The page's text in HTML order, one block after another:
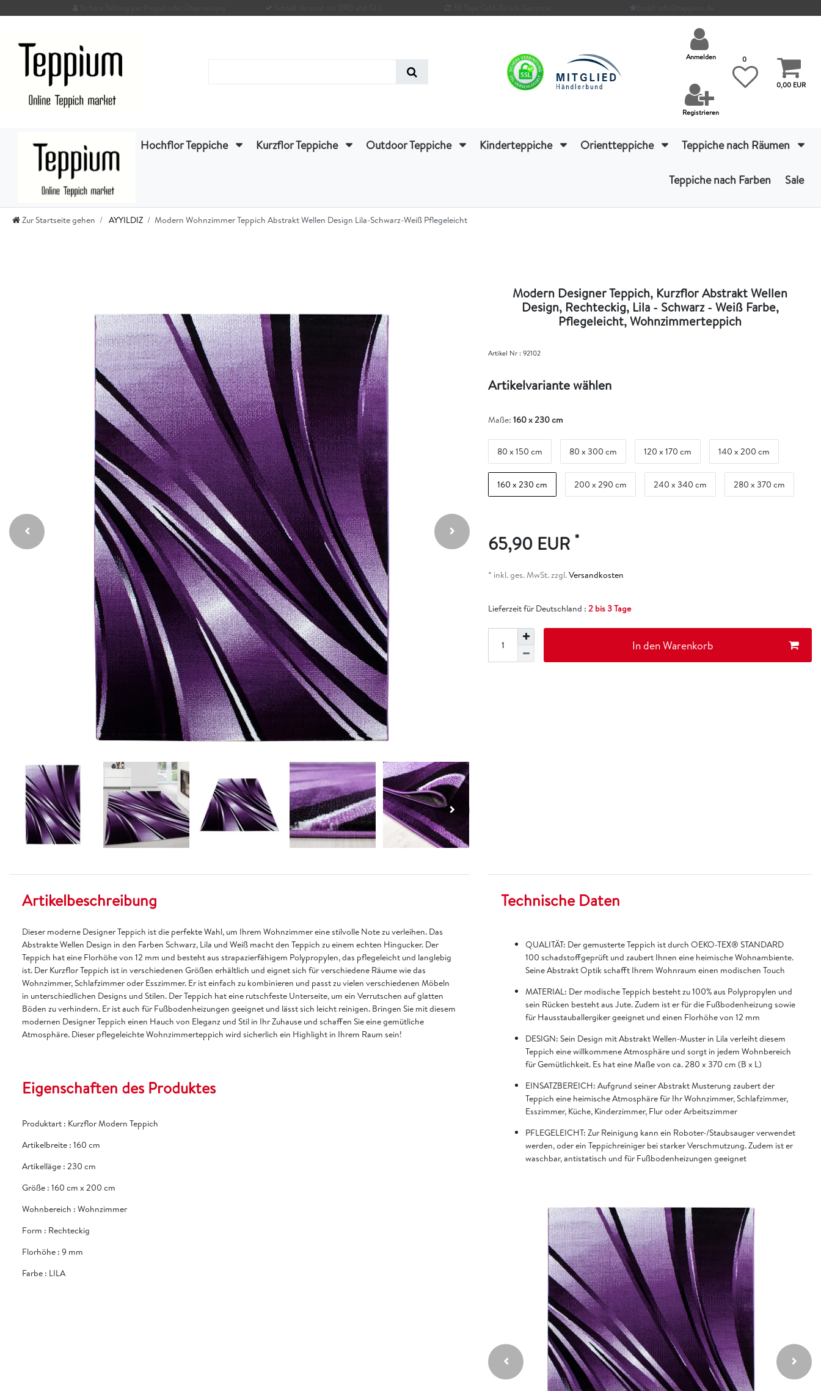
Sichere Zahlung per Paypal oder Überweisung Schnell Versand mit DPD und GLS 30 Tage Geld-Zurück-Garantie Email: info@teppium.de
Anmelden
Registrieren
0
0,00 EUR
Hochflor Teppiche Kurzflor Teppiche Outdoor Teppiche Kinderteppiche Orientteppiche Teppiche nach Räumen
Teppiche nach Farben Sale
Zur Startseite gehen AYYILDIZ Modern Wohnzimmer Teppich Abstrakt Wellen Design Lila-Schwarz-Weiß Pflegeleicht
Modern Designer Teppich, Kurzflor Abstrakt Wellen
Design, Rechteckig, Lila - Schwarz - Weiß Farbe,
Pflegeleicht, Wohnzimmerteppich
Artikel Nr :92102
Artikelvariante wählen
Maße: 160 x 230 cm
80 x 150 cm 80 x 300 cm 120 x 170 cm 140 x 200 cm
160 x 230 cm 200 x 290 cm 240 x 340 cm 280 x 370 cm
65,90 EUR *
* inkl. ges. MwSt. zzgl.Versandkosten
Lieferzeit für Deutschland : 2 bis 3 Tage
In den Warenkorb
Artikelbeschreibung
Dieser moderne Designer Teppich ist die perfekte Wahl, um Ihrem Wohnzimmer eine stilvolle Note zu verleihen. Das
Abstrakte Wellen Design in den Farben Schwarz, Lila und Weiß macht den Teppich zu einem echten Hingucker. Der
Teppich hat eine Florhöhe von 12 mm und besteht aus strapazierfähigem Polypropylen, das pflegeleicht und langlebig
ist. Der Kurzflor Teppich ist in verschiedenen Größen erhältlich und eignet sich für verschiedene Räume wie das
Wohnzimmer, Schlafzimmer oder Esszimmer. Er ist einfach zu kombinieren und passt zu vielen verschiedenen Möbeln
in unterschiedlichen Designs und Stilen. Der Teppich hat eine rutschfeste Unterseite, um ein Verrutschen auf glatten
Böden zu verhindern. Er ist auch für Fußbodenheizungen geeignet und lässt sich leicht reinigen. Bringen Sie mit diesem
modernen Designer Teppich einen Hauch von Eleganz und Stil in Ihr Zuhause und schaffen Sie eine gemütliche
Atmosphäre. Dieser pflegeleichte Wohnzimmerteppich wird sicherlich ein Highlight in Ihrem Raum sein!
Eigenschaften des Produktes
Produktart : Kurzflor Modern Teppich
Artikelbreite : 160 cm
Artikelläge : 230 cm
Größe : 160 cm x 200 cm
Wohnbereich : Wohnzimmer
Form : Rechteckig
Florhöhe : 9 mm
Farbe : LILA
Technische Daten
QUALITÄT: Der gemusterte Teppich ist durch OEKO-TEX® STANDARD
100 schadstoffgeprüft und zaubert Ihnen eine heimische Wohnambiente.
Seine Abstrakt Optik schafft Ihrem Wohnraum einen modischen Touch
MATERIAL: Der modische Teppich besteht zu 100% aus Polypropylen und
sein Rücken besteht aus Jute. Zudem ist er für die Fußbodenheizung sowie
für Hausstauballergiker geeignet und einen Florhöhe von 12 mm
DESIGN: Sein Design mit Abstrakt Wellen-Muster in Lila verleiht diesem
Teppich eine willkommene Atmosphäre und sorgt in jedem Wohnbereich
für Gemütlichkeit. Es hat eine Maße von ca. 280 x 370 cm (B x L)
EINSATZBEREICH: Aufgrund seiner Abstrakt Musterung zaubert der
Teppich eine heimische Atmosphäre für Ihr Wohnzimmer, Schlafzimmer,
Esszimmer, Küche, Kinderzimmer, Flur oder Arbeitszimmer
PFLEGELEICHT: Zur Reinigung kann ein Roboter-/Staubsauger verwendet
werden, oder ein Teppichreiniger bei starker Verschmutzung. Zudem ist er
waschbar, antistatisch und für Fußbodenheizungen geeignet